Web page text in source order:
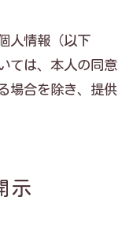
人情報（以下
ては、本人の同意
場合を除き、提供
示